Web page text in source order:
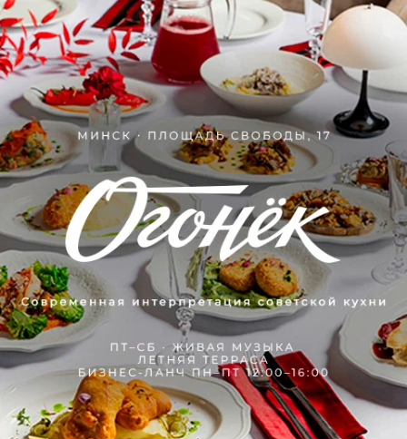
Отзывы 3
Аноним
11 марта 2018
Отзыв подтвержден
Это пивная. Был первый и последний раз. Интерьер а-ля
90е. Столы инкрустированы половой плиткой.
Официантки настолько ле...
Аноним
4 июля 2016
Отзыв подтвержден
Как-то недавно я посетил этот бар, вроде как все было
нормально! Обслуживание было хорошим,но немного
медлительным, осмо...
Аноним
30 мая 2016
Отзыв подтвержден Рекомендую
Все очень супер